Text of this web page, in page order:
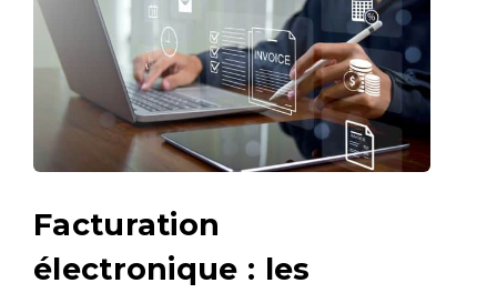
Facturation
électronique : les